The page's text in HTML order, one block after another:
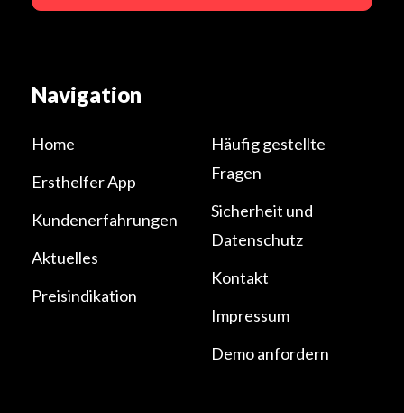
Navigation
Home
Ersthelfer App
Kundenerfahrungen
Aktuelles
Preisindikation
Häufig gestellte
Fragen
Sicherheit und
Datenschutz
Kontakt
Impressum
Demo anfordern